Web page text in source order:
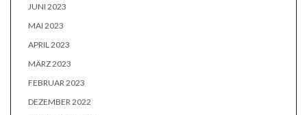
JUNI 2023
MAI 2023
APRIL 2023
MÄRZ 2023
FEBRUAR 2023
DEZEMBER 2022